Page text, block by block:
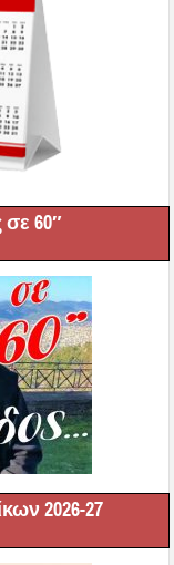
60″
2026-27